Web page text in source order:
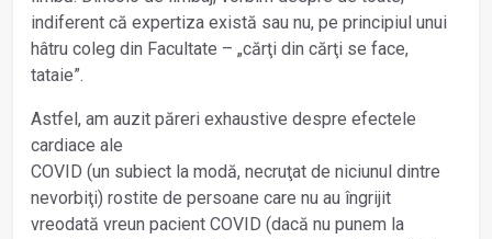
indiferent că expertiza există sau nu, pe principiul unui
hâtru coleg din Facultate – „cărţi din cărţi se face,
tataie”.
Astfel, am auzit păreri exhaustive despre efectele
cardiace ale
COVID (un subiect la modă, necruţat de niciunul dintre
nevorbiţi) rostite de persoane care nu au îngrijit
vreodată vreun pacient COVID (dacă nu punem la